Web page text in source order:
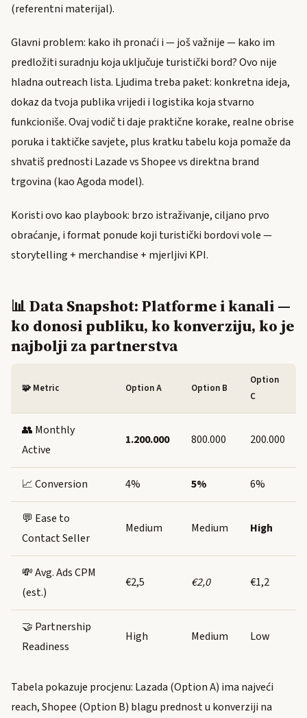
(referentni materijal).
Glavni problem: kako ih pronaći i — još važnije — kako im
predložiti suradnju koja uključuje turistički bord? Ovo nije
hladna outreach lista. Ljudima treba paket: konkretna ideja,
dokaz da tvoja publika vrijedi i logistika koja stvarno
funkcioniše. Ovaj vodič ti daje praktične korake, realne obrise
poruka i taktičke savjete, plus kratku tabelu koja pomaže da
shvatiš prednosti Lazade vs Shopee vs direktna brand
trgovina (kao Agoda model).
Koristi ovo kao playbook: brzo istraživanje, ciljano prvo
obraćanje, i format ponude koji turistički bordovi vole —
storytelling + merchandise + mjerljivi KPI.
📊 Data Snapshot: Platforme i kanali —
ko donosi publiku, ko konverziju, ko je
najbolji za partnerstva
🧩 Metric Option A Option B
Option
C
👥 Monthly
Active
1.200.000 800.000 200.000
📈 Conversion 4% 5% 6%
💬 Ease to
Contact Seller
Medium Medium High
💸 Avg. Ads CPM
(est.)
€2,5 €2,0 €1,2
🤝 Partnership
Readiness
High Medium Low
Tabela pokazuje procjenu: Lazada (Option A) ima najveći
reach, Shopee (Option B) blagu prednost u konverziji na